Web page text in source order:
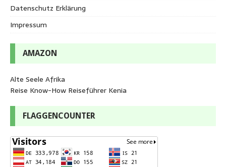
Datenschutz Erklärung
Impressum
AMAZON
Alte Seele Afrika
Reise Know-How Reiseführer Kenia
FLAGGENCOUNTER